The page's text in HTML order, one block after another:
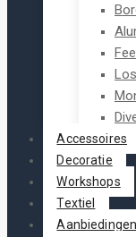
Accessoires
Decoratie
Workshops
Textiel
Aanbiedingen